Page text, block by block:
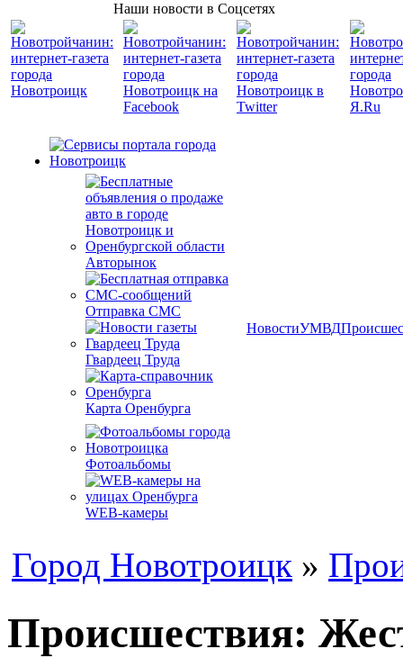
Наши новости в Соцсетях
Авторынок
Отправка СМС
Гвардеец Труда
Карта Оренбурга
Фотоальбомы
WEB-камеры
НовостиУМВД
Город Новотроицк »
Происшествия: